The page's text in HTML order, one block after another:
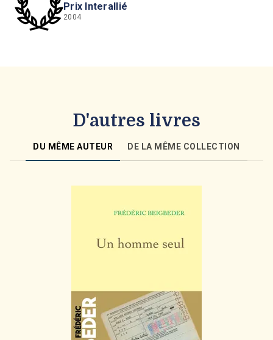
Prix Interallié
2004
D'autres livres
DU MÊME AUTEUR DE LA MÊME COLLECTION